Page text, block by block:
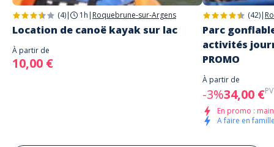
(4)| 1h | Roquebrune-sur-Argens
Location de canoë kayak sur lac
À partir de
10,00 €
(42)|
Parc
activités
PROMO
À partir de
-3%34,00 €
En promo :
A faire en